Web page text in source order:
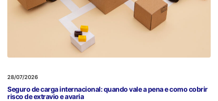
28/07/2026
Seguro de carga internacional: quando vale a pena e como cobrir
risco de extravio e avaria